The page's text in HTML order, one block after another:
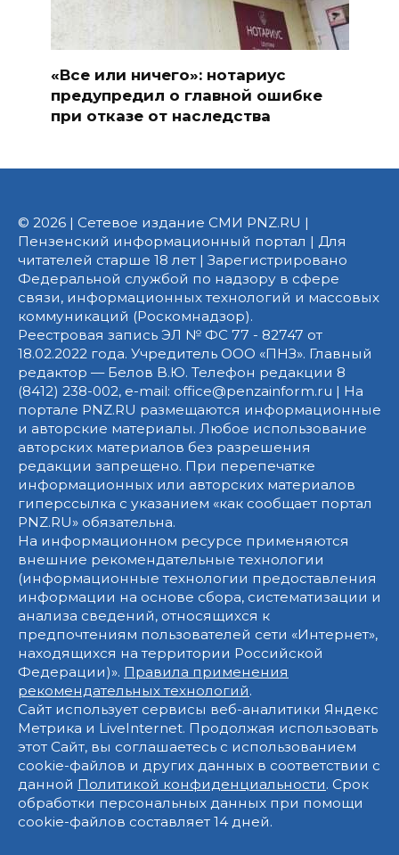
«Все или ничего»: нотариус
предупредил о главной ошибке
при отказе от наследства
© 2026 | Сетевое издание СМИ PNZ.RU |
Пензенский информационный портал | Для
читателей старше 18 лет | Зарегистрировано
Федеральной службой по надзору в сфере
связи, информационных технологий и массовых
коммуникаций (Роскомнадзор).
Реестровая запись ЭЛ № ФС 77 - 82747 от
18.02.2022 года. Учредитель ООО «ПНЗ». Главный
редактор — Белов В.Ю. Телефон редакции 8
(8412) 238-002, e-mail: office@penzainform.ru | На
портале PNZ.RU размещаются информационные
и авторские материалы. Любое использование
авторских материалов без разрешения
редакции запрещено. При перепечатке
информационных или авторских материалов
гиперссылка с указанием «как сообщает портал
PNZ.RU» обязательна.
На информационном ресурсе применяются
внешние рекомендательные технологии
(информационные технологии предоставления
информации на основе сбора, систематизации и
анализа сведений, относящихся к
предпочтениям пользователей сети «Интернет»,
находящихся на территории Российской
Федерации)». Правила применения
рекомендательных технологий.
Сайт использует сервисы веб-аналитики Яндекс
Метрика и LiveInternet. Продолжая использовать
этот Сайт, вы соглашаетесь с использованием
cookie-файлов и других данных в соответствии с
данной Политикой конфиденциальности. Срок
обработки персональных данных при помощи
cookie-файлов составляет 14 дней.